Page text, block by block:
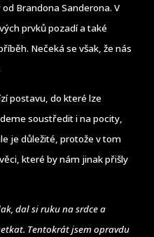
od Brandona Sanderona. V
prvků pozadí a také
Nečeká se však, že nás
postavu, do které lze
soustředit i na pocity,
je důležité, protože v tom
které by nám jinak přišly
dal si ruku na srdce a
Tentokrát jsem opravdu